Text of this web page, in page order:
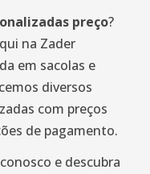
preço?
na Zader
em sacolas e
diversos
com preços
de pagamento.
e descubra